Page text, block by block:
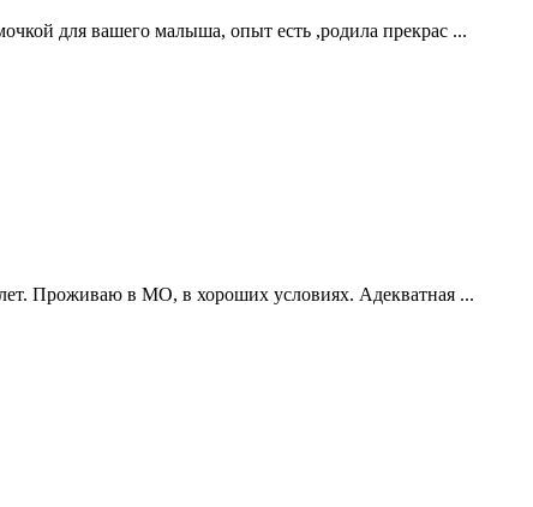
для вашего малыша, опыт есть ,родила прекрас ...
Проживаю в МО, в хороших условиях. Адекватная ...